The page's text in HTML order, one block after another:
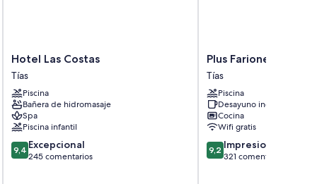
Hotel
Las
Costas
Tías
Hotel Las Costas
Tías
Piscina
Bañera de hidromasaje
Spa
Piscina infantil
9.4
sobre
9,4 Excepcional
245 comentarios
Plus
Fariones
Apartamentos
Tías
Plus Fariones
Tías
Piscina
Desayuno incluido
Cocina
Wifi gratis
9.2
sobre
9,2 Impresionante
321 comentarios